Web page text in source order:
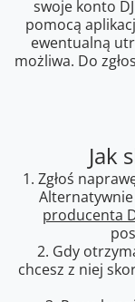
swoje konto
pomocą
ewentualną
możliwa. Do
Jak
1. Zgłoś
producenta
2. Gdy
chcesz z niej